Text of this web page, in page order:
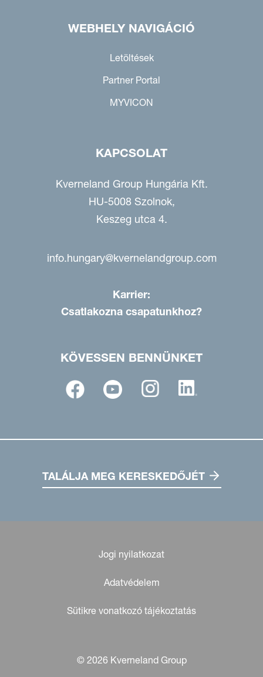
WEBHELY NAVIGÁCIÓ
Letöltések
Partner Portal
MYVICON
KAPCSOLAT
Kverneland Group Hungária Kft.
HU-5008 Szolnok,
Keszeg utca 4.
info.hungary@kvernelandgroup.com
Karrier:
Csatlakozna csapatunkhoz?
KÖVESSEN BENNÜNKET
TALÁLJA MEG KERESKEDŐJÉT
Jogi nyilatkozat
Adatvédelem
Sütikre vonatkozó tájékoztatás
© 2026 Kverneland Group